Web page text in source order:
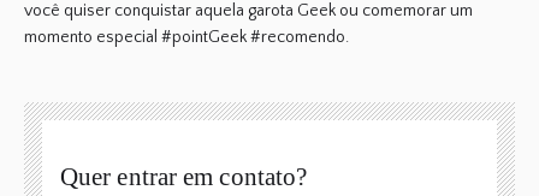
você quiser conquistar aquela garota Geek ou comemorar um
momento especial #pointGeek #recomendo.
Quer entrar em contato?